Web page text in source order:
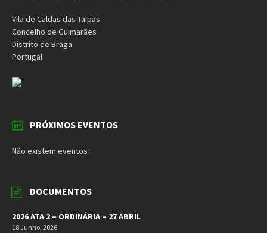
Vila de Caldas das Taipas
Concelho de Guimarães
Distrito de Braga
Portugal
PRÓXIMOS EVENTOS
Não existem eventos
DOCUMENTOS
2026 ATA 2 – ORDINÁRIA – 27 ABRIL
18 Junho, 2026